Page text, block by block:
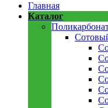
Главная
Каталог